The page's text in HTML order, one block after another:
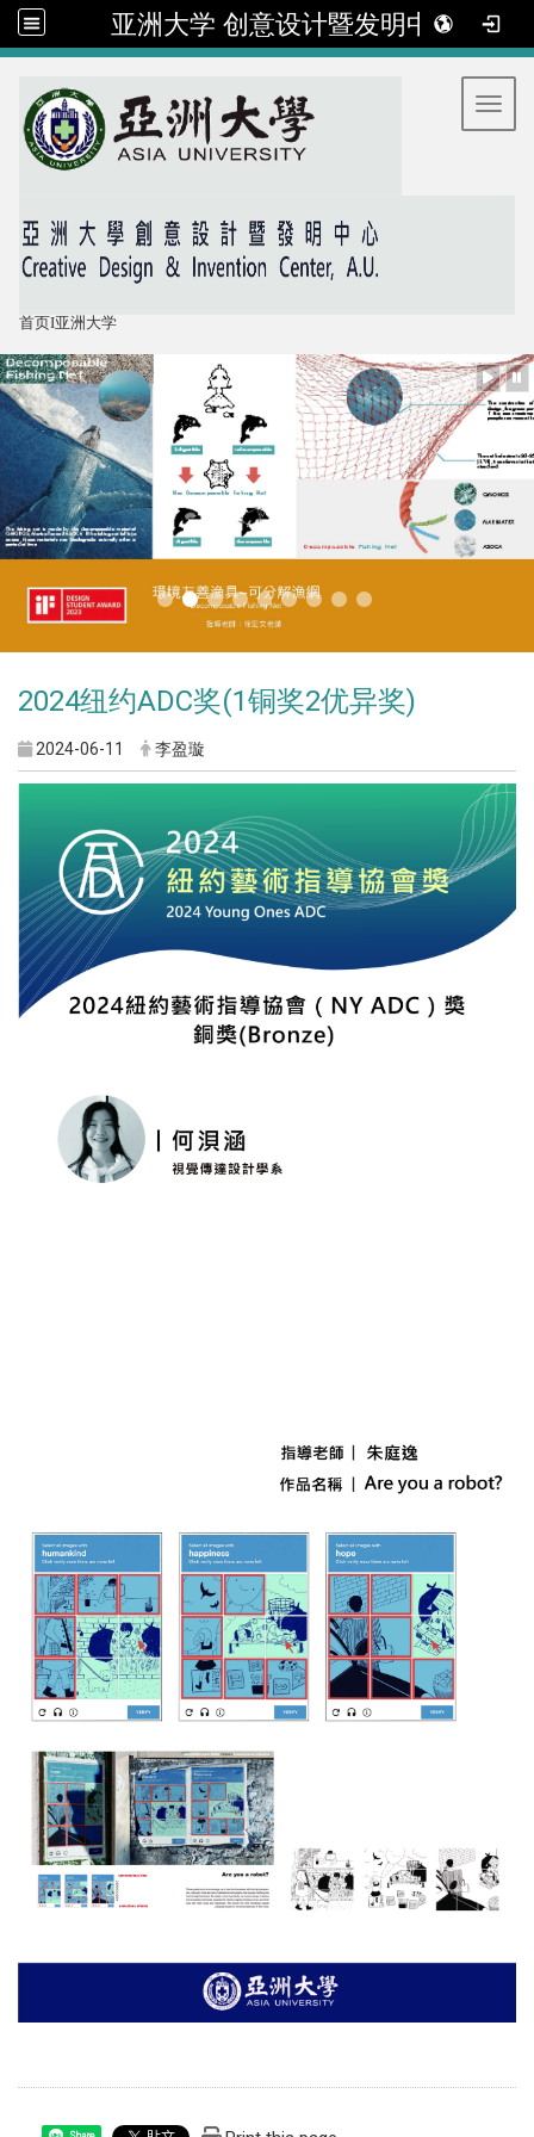
亚洲大学 创意设计暨发明中心
首页I亚洲大学
2024纽约ADC奖(1铜奖2优异奖)
2024-06-11 李盈璇